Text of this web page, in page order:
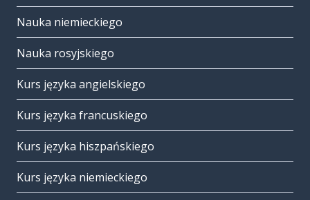
Nauka niemieckiego
Nauka rosyjskiego
Kurs języka angielskiego
Kurs języka francuskiego
Kurs języka hiszpańskiego
Kurs języka niemieckiego